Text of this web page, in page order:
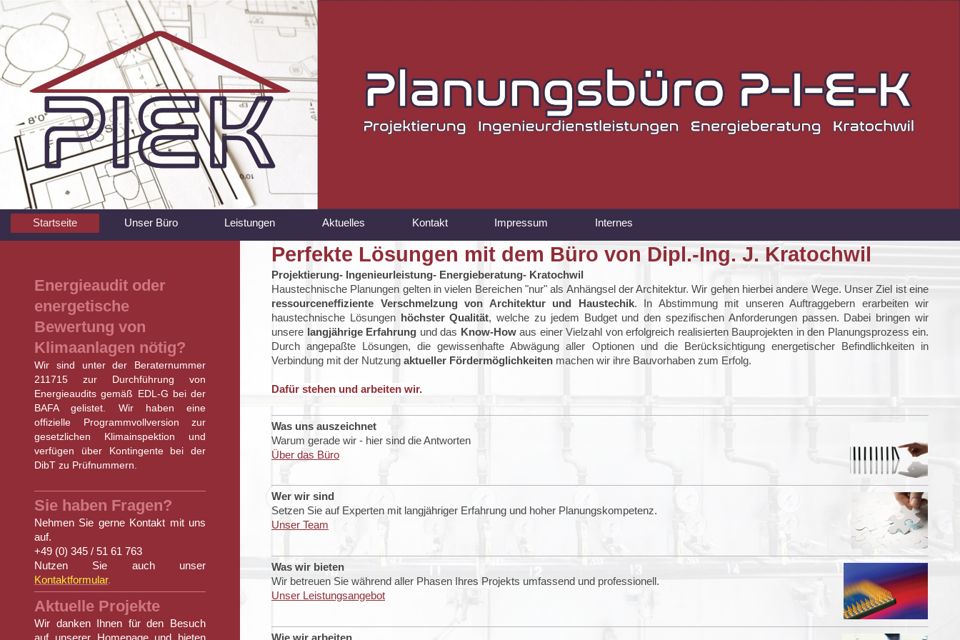
Startseite Unser Büro Leistungen Aktuelles Kontakt Impressum Internes
Perfekte Lösungen mit dem Büro von Dipl.-Ing. J. Kratochwil
Projektierung- Ingenieurleistung- Energieberatung- Kratochwil
Haustechnische Planungen gelten in vielen Bereichen "nur" als Anhängsel der Architektur. Wir gehen hierbei andere Wege. Unser Ziel ist eine
ressourceneffiziente Verschmelzung von Architektur und Haustechik. In Abstimmung mit unseren Auftraggebern erarbeiten wir
haustechnische Lösungen höchster Qualität, welche zu jedem Budget und den spezifischen Anforderungen passen. Dabei bringen wir
unsere langjährige Erfahrung und das Know-Howaus einer Vielzahl von erfolgreich realisierten Bauprojekten in den Planungsprozess ein.
Durch angepaßte Lösungen, die gewissenhafte Abwägung aller Optionen und die Berücksichtigung energetischer Befindlichkeiten in
Verbindung mit der Nutzung aktueller Fördermöglichkeiten machen wir ihre Bauvorhaben zum Erfolg.
Dafür stehen und arbeiten wir.
Was uns auszeichnet
Warum gerade wir - hier sind die Antworten
Über das Büro
Wer wir sind
Setzen Sie auf Experten mit langjähriger Erfahrung und hoher Planungskompetenz.
Unser Team
Was wir bieten
Wir betreuen Sie während aller Phasen Ihres Projekts umfassend und professionell.
Unser Leistungsangebot
Energieaudit oder
energetische
Bewertung von
Klimaanlagen nötig?
Wir sind unter der Beraternummer
211715 zur Durchführung von
Energieaudits gemäß EDL-G bei der
BAFA gelistet. Wir haben eine
offizielle Programmvollversion zur
gesetzlichen Klimainspektion und
verfügen über Kontingente bei der
DibT zu Prüfnummern.
Sie haben Fragen?
Nehmen Sie gerne Kontakt mit uns
auf.
+49 (0) 345 / 51 61 763
Nutzen Sie auch unser
Kontaktformular.
Aktuelle Projekte
Wir danken Ihnen für den Besuch